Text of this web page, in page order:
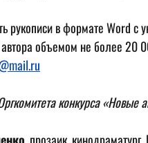
рукописи в формате Word с
объемом не более 20
конкурса «Новые